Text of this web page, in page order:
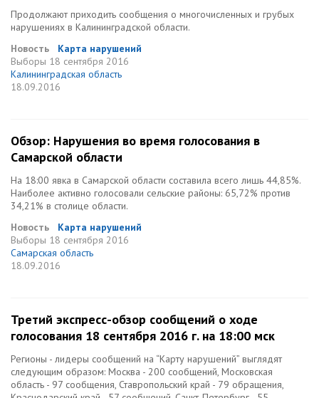
Продолжают приходить сообщения о многочисленных и грубых
нарушениях в Калининградской области.
Новость
Карта нарушений
Выборы 18 сентября 2016
Калининградская область
18.09.2016
Обзор: Нарушения во время голосования в
Самарской области
На 18:00 явка в Самарской области составила всего лишь 44,85%.
Наиболее активно голосовали сельские районы: 65,72% против
34,21% в столице области.
Новость
Карта нарушений
Выборы 18 сентября 2016
Самарская область
18.09.2016
Третий экспресс-обзор сообщений о ходе
голосования 18 сентября 2016 г. на 18:00 мск
Регионы - лидеры сообщений на “Карту нарушений” выглядят
следующим образом: Москва - 200 сообщений, Московская
область - 97 сообщения, Ставропольский край - 79 обращения,